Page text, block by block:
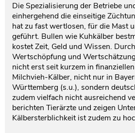
Die Spezialisierung der Betriebe
einhergehend die einseitige
hat zu fast wertlosen, für die Mast
geführt. Bullen wie Kuhkälber
kostet Zeit, Geld und Wissen.
Wertschöpfung und
nicht erst seit kurzem in
Milchvieh-Kälber, nicht nur in
Württemberg (s.u.), sondern
zudem vielfach nicht ausreichend
berichten Tierärzte und zeigen
Kälbersterblichkeit ist zudem zu